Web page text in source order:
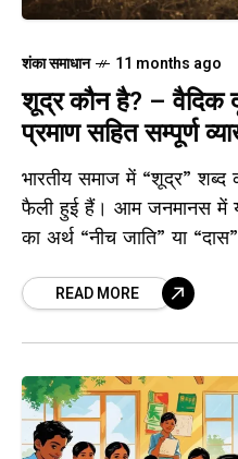
शंका समाधान 11 months ago
शूद्र कौन है? – वैदिक
प्रमाण सहित सम्पूर्ण
भारतीय समाज में “शूद्र”
फैली हुई हैं। आम जनमानस में
का अर्थ “नीच जाति” या “दास”
READ MORE